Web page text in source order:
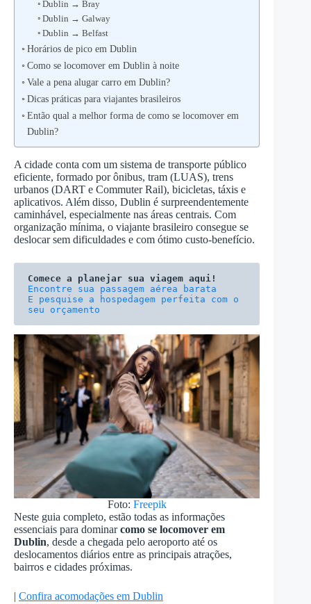
Dublin → Bray
Dublin → Galway
Dublin → Belfast
Horários de pico em Dublin
Como se locomover em Dublin à noite
Vale a pena alugar carro em Dublin?
Dicas práticas para viajantes brasileiros
Então qual a melhor forma de como se locomover em
Dublin?
A cidade conta com um sistema de transporte público
eficiente, formado por ônibus, tram (LUAS), trens
urbanos (DART e Commuter Rail), bicicletas, táxis e
aplicativos. Além disso, Dublin é surpreendentemente
caminhável, especialmente nas áreas centrais. Com
organização mínima, o viajante brasileiro consegue se
deslocar sem dificuldades e com ótimo custo-benefício.
Comece a planejar sua viagem aqui!
E pesquise a hospedagem perfeita com o
seu orçamento
Foto: Freepik
Neste guia completo, estão todas as informações
essenciais para dominarcomo se locomover em
Dublin, desde a chegada pelo aeroporto até os
deslocamentos diários entre as principais atrações,
bairros e cidades próximas.
| Confira acomodações em Dublin